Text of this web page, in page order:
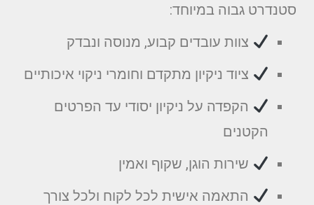
סטנדרט גבוה במיוחד:
צוות עובדים קבוע, מנוסה ונבדק
ציוד ניקיון מתקדם וחומרי ניקוי איכותיים
הקפדה על ניקיון יסודי עד הפרטים
הקטנים
שירות הוגן, שקוף ואמין
התאמה אישית לכל לקוח ולכל צורך